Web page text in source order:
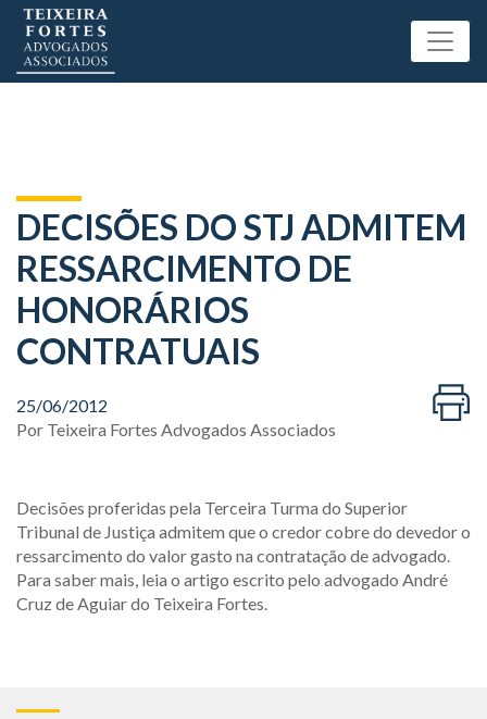
DECISÕES DO STJ ADMITEM
RESSARCIMENTO DE
HONORÁRIOS
CONTRATUAIS
25/06/2012
Por Teixeira Fortes Advogados Associados
Decisões proferidas pela Terceira Turma do Superior
Tribunal de Justiça admitem que o credor cobre do devedor o
ressarcimento do valor gasto na contratação de advogado.
Para saber mais, leia o artigo escrito pelo advogado André
Cruz de Aguiar do Teixeira Fortes.